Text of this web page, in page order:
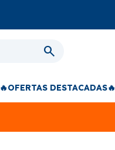
🔥OFERTAS DESTACADAS🔥